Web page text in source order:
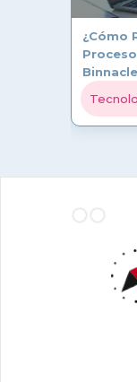
¿Cómo